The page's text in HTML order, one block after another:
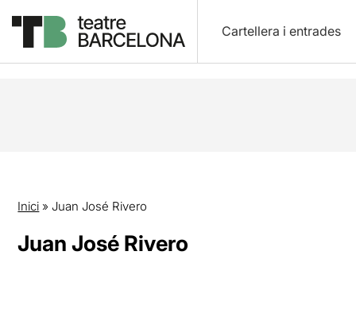
Cartellera i entrades
Inici » Juan José Rivero
Juan José Rivero